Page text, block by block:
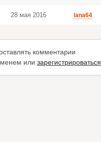
28 мая 2016 lana64
комментарии
или зарегистрироваться.